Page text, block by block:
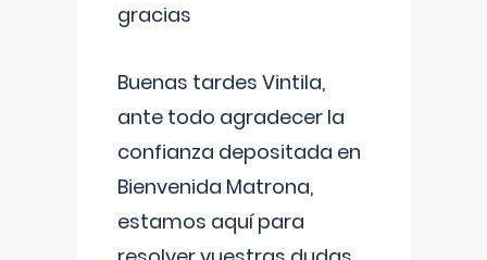
gracias
Buenas tardes Vintila,
ante todo agradecer la
confianza depositada en
Bienvenida Matrona,
estamos aquí para